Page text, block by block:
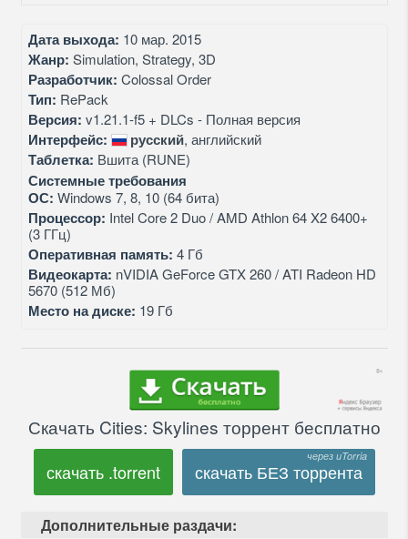
Дата выхода: 10 мар. 2015
Жанр: Simulation, Strategy, 3D
Разработчик: Colossal Order
Тип: RePack
Версия: v1.21.1-f5 + DLCs - Полная версия
Интерфейс: русский, английский
Таблетка: Вшита (RUNE)
Системные требования
ОС: Windows 7, 8, 10 (64 бита)
Процессор: Intel Core 2 Duo / AMD Athlon 64 X2 6400+
(3 ГГц)
Оперативная память: 4 Гб
Видеокарта: nVIDIA GeForce GTX 260 / ATI Radeon HD
5670 (512 Мб)
Место на диске: 19 Гб
Скачать Cities: Skylines торрент бесплатно
скачать .torrent скачать БЕЗ торрента
Дополнительные раздачи: